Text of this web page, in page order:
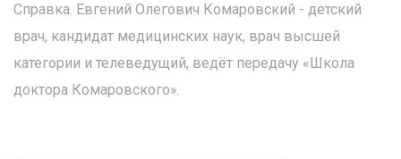
Справка. Евгений Олегович Комаровский - детский
врач, кандидат медицинских наук, врач высшей
категории и телеведущий, ведёт передачу «Школа
доктора Комаровского».